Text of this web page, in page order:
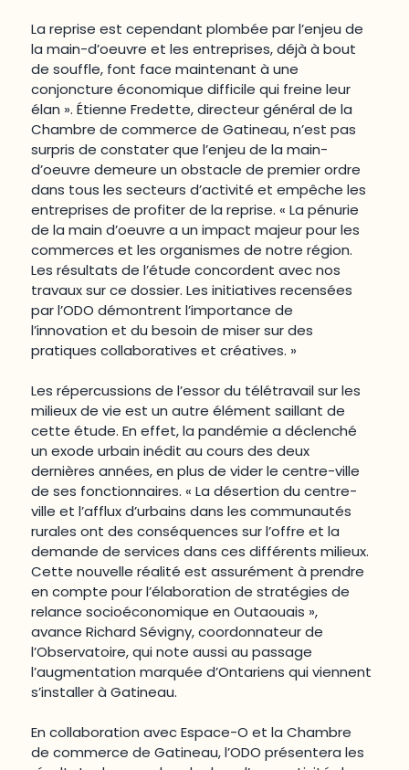
La reprise est cependant plombée par l’enjeu de
la main-d’oeuvre et les entreprises, déjà à bout
de souffle, font face maintenant à une
conjoncture économique difficile qui freine leur
élan ». Étienne Fredette, directeur général de la
Chambre de commerce de Gatineau, n’est pas
surpris de constater que l’enjeu de la main-
d’oeuvre demeure un obstacle de premier ordre
dans tous les secteurs d’activité et empêche les
entreprises de profiter de la reprise. « La pénurie
de la main d’oeuvre a un impact majeur pour les
commerces et les organismes de notre région.
Les résultats de l’étude concordent avec nos
travaux sur ce dossier. Les initiatives recensées
par l’ODO démontrent l’importance de
l’innovation et du besoin de miser sur des
pratiques collaboratives et créatives. »
Les répercussions de l’essor du télétravail sur les
milieux de vie est un autre élément saillant de
cette étude. En effet, la pandémie a déclenché
un exode urbain inédit au cours des deux
dernières années, en plus de vider le centre-ville
de ses fonctionnaires. « La désertion du centre-
ville et l’afflux d’urbains dans les communautés
rurales ont des conséquences sur l’offre et la
demande de services dans ces différents milieux.
Cette nouvelle réalité est assurément à prendre
en compte pour l’élaboration de stratégies de
relance socioéconomique en Outaouais »,
avance Richard Sévigny, coordonnateur de
l’Observatoire, qui note aussi au passage
l’augmentation marquée d’Ontariens qui viennent
s’installer à Gatineau.
En collaboration avec Espace-O et la Chambre
de commerce de Gatineau, l’ODO présentera les